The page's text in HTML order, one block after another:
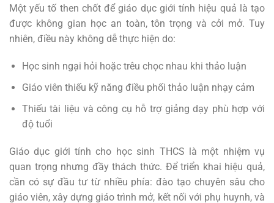
Một yếu tố then chốt để giáo dục giới tính hiệu quả là tạo
được không gian học an toàn, tôn trọng và cởi mở. Tuy
nhiên, điều này không dễ thực hiện do:
Học sinh ngại hỏi hoặc trêu chọc nhau khi thảo luận
Giáo viên thiếu kỹ năng điều phối thảo luận nhạy cảm
Thiếu tài liệu và công cụ hỗ trợ giảng dạy phù hợp với
độ tuổi
Giáo dục giới tính cho học sinh THCS là một nhiệm vụ
quan trọng nhưng đầy thách thức. Để triển khai hiệu quả,
cần có sự đầu tư từ nhiều phía: đào tạo chuyên sâu cho
giáo viên, xây dựng giáo trình mở, kết nối với phụ huynh, và